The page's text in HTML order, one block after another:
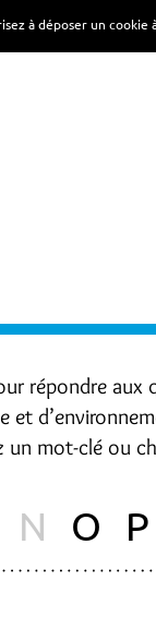
répondre aux
et
un mot-clé ou
N O P
à déposer un cookie